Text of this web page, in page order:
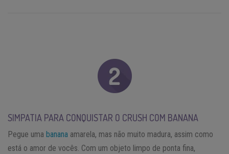
SIMPATIA PARA CONQUISTAR O CRUSH COM BANANA
Pegue uma banana amarela, mas não muito madura, assim como
está o amor de vocês. Com um objeto limpo de ponta fina,